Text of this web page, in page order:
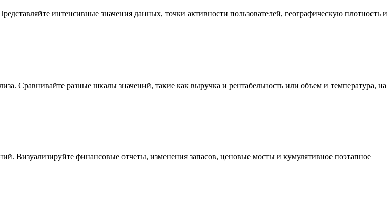
интенсивные значения данных, точки активности пользователей, географическую плотность и
Сравнивайте разные шкалы значений, такие как выручка и рентабельность или объем и температура, на
Визуализируйте финансовые отчеты, изменения запасов, ценовые мосты и кумулятивное поэтапное